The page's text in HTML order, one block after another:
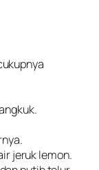
jeruk lemon.